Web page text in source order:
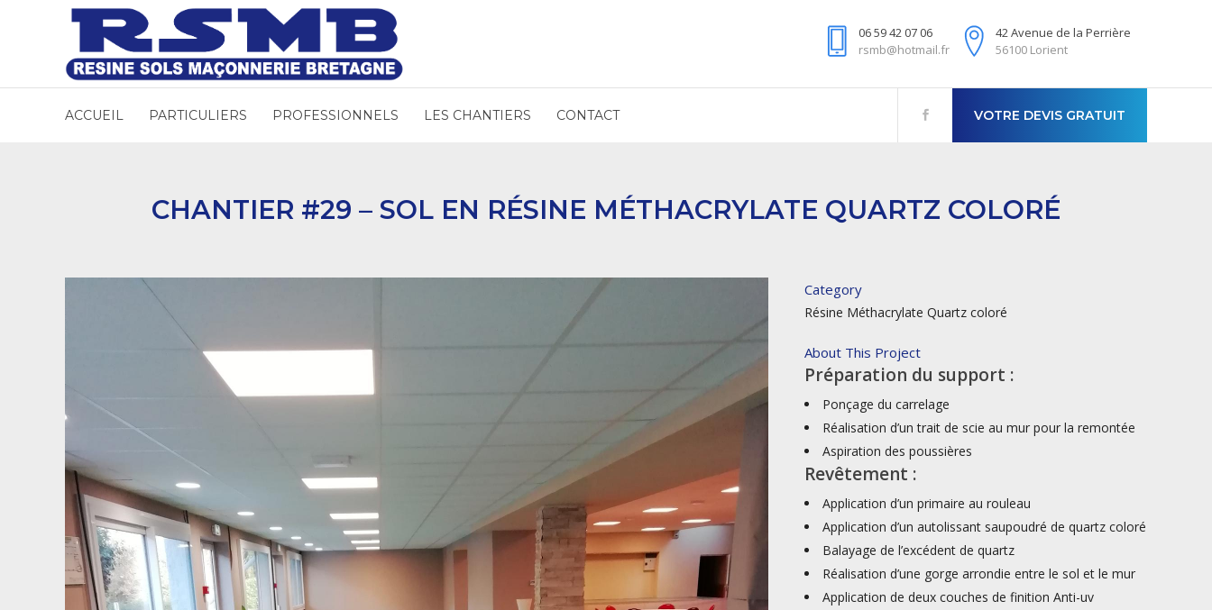
06 59 42 07 06
rsmb@hotmail.fr
42 Avenue de la Perrière
56100 Lorient
ACCUEIL PARTICULIERS PROFESSIONNELS LES CHANTIERS CONTACT VOTRE DEVIS GRATUIT
CHANTIER #29 – SOL EN RÉSINE MÉTHACRYLATE QUARTZ COLORÉ
Category
Résine Méthacrylate Quartz coloré
About This Project
Préparation du support :
Ponçage du carrelage
Réalisation d’un trait de scie au mur pour la remontée
Aspiration des poussières
Revêtement :
Application d’un primaire au rouleau
Application d’un autolissant saupoudré de quartz coloré
Balayage de l’excédent de quartz
Réalisation d’une gorge arrondie entre le sol et le mur
Application de deux couches de finition Anti-uv